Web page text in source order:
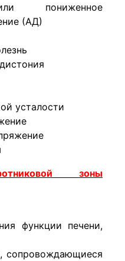
пониженное
(АД)
усталости
зоны
функции печени,
сопровождающиеся